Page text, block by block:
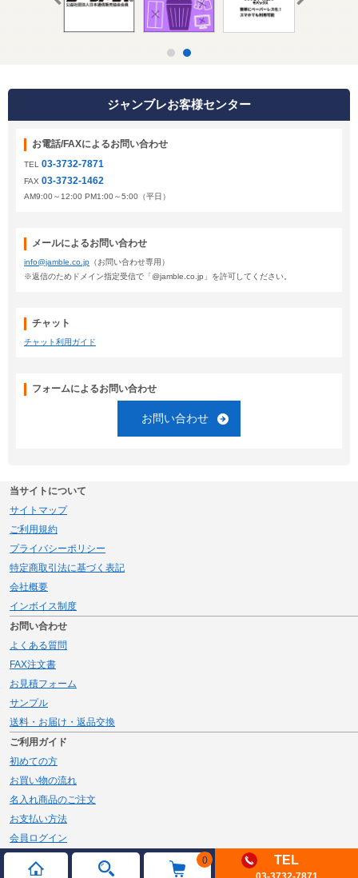
0 TEL
ジャンブレお客様センター
お電話/FAXによるお問い合わせ
TEL 03-3732-7871
FAX 03-3732-1462
AM9:00～12:00 PM1:00～5:00（平日）
メールによるお問い合わせ
info@jamble.co.jp （お問い合わせ専用）
※返信のためドメイン指定受信で「@jamble.co.jp」を許可してください。
チャット
チャット利用ガイド
フォームによるお問い合わせ
お問い合わせ
当サイトについて
サイトマップ
ご利用規約
プライバシーポリシー
特定商取引法に基づく表記
会社概要
インボイス制度
お問い合わせ
よくある質問
FAX注文書
お見積フォーム
サンプル
送料・お届け・返品交換
ご利用ガイド
初めての方
お買い物の流れ
名入れ商品のご注文
お支払い方法
会員ログイン
メルマガ登録